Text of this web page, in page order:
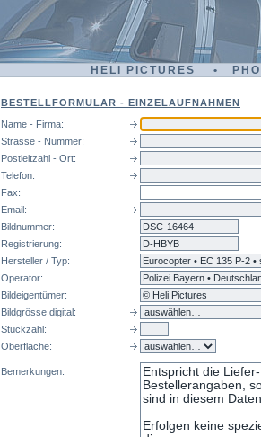
HELI PICTURES •
BESTELLFORMULAR - EINZELAUFNAHMEN
Name - Firma:
Strasse - Nummer:
Postleitzahl - Ort:
Telefon:
Fax:
Email:
Bildnummer:
Registrierung:
Hersteller / Typ:
Operator:
Bildeigentümer:
Bildgrösse digital:
Stückzahl:
Oberfläche:
Bemerkungen: